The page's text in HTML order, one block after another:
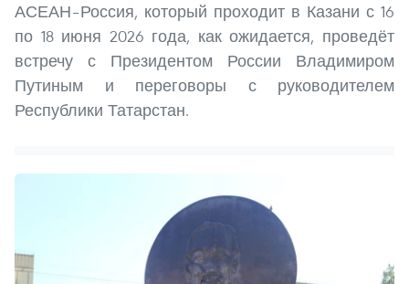
АСЕАН–Россия, который проходит в Казани с 16
по 18 июня 2026 года, как ожидается, проведёт
встречу с Президентом России Владимиром
Путиным и переговоры с руководителем
Республики Татарстан.